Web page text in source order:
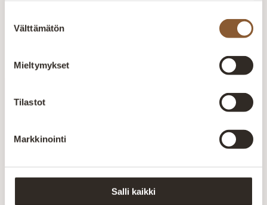
valinta
Välttämätön
Mieltymykset
Tilastot
Markkinointi
Salli kaikki
laadun valvonnan ja tuotteiden räätälöinnin